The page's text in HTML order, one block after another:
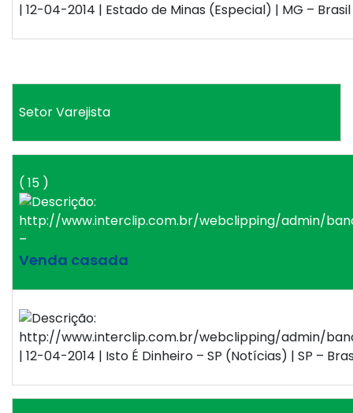
| 12-04-2014 | Estado de Minas (Especial) | MG – Brasil
Setor Varejista
( 15 )
–
Venda casada
| 12-04-2014 | Isto É Dinheiro – SP (Notícias) | SP –